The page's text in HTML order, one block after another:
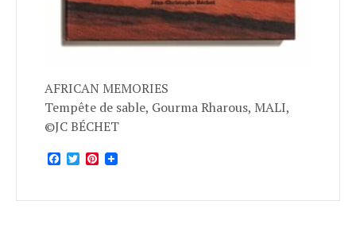
AFRICAN MEMORIES
Tempête de sable, Gourma Rharous, MALI,
©JC BÉCHET
Facebook
TwitterPinterest